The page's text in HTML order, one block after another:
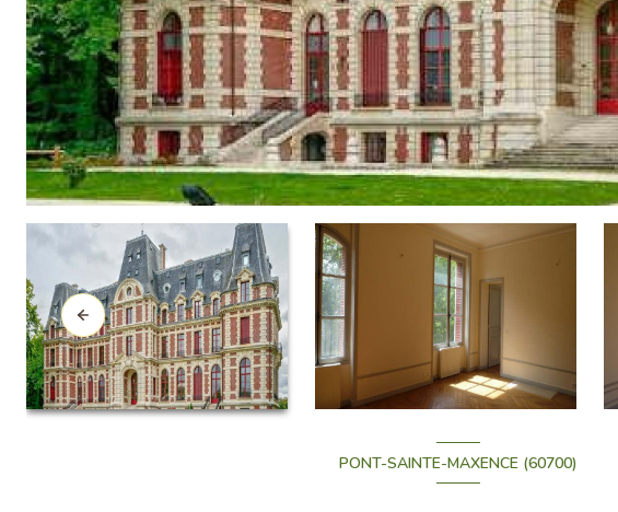
PONT-SAINTE-MAXENCE (60700)